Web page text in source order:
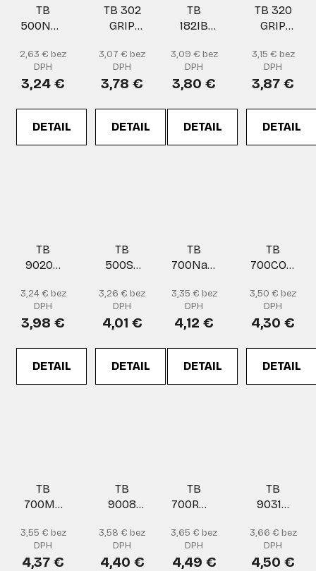
TB
500NEVERCUT
2,63 € bez
DPH
3,24 €
DETAIL
TB 302
GRIP
3,07 € bez
DPH
3,78 €
DETAIL
TB
182IB
3,09 € bez
DPH
3,80 €
DETAIL
TB 320
GRIP
3,15 € bez
DPH
3,87 €
DETAIL
TB
9020B
3,24 € bez
DPH
3,98 €
DETAIL
TB
500ST
rukavice
3,26 € bez
DPH
4,01 €
DETAIL
TB
700NaFP
rukavice
3,35 € bez
DPH
4,12 €
DETAIL
TB
700COOL
rukavice
3,50 € bez
DPH
4,30 €
DETAIL
TB
700MF
rukavice
3,55 € bez
DPH
4,37 €
TB
9008
3,58 € bez
DPH
4,40 €
TB
700RMF
rukavice
3,65 € bez
DPH
4,49 €
TB
9031B
3,66 € bez
DPH
4,50 €